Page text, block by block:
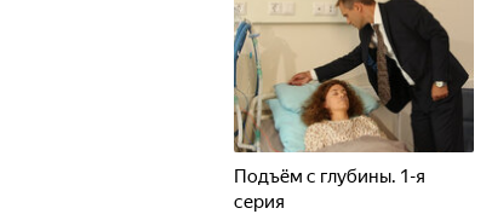
Подъём с глубины. 1-я
серия